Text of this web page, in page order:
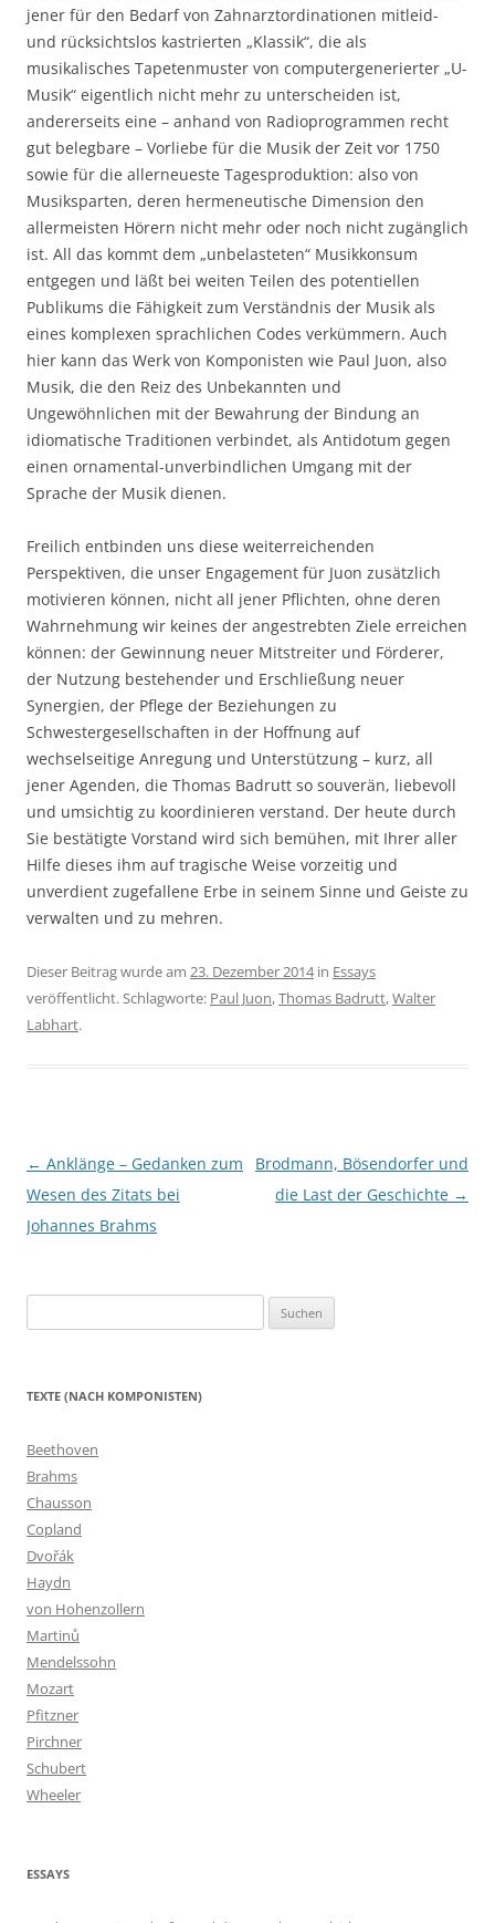
jener für den Bedarf von Zahnarztordinationen mitleid-
und rücksichtslos kastrierten „Klassik“, die als
musikalisches Tapetenmuster von computergenerierter „U-
Musik“ eigentlich nicht mehr zu unterscheiden ist,
andererseits eine – anhand von Radioprogrammen recht
gut belegbare – Vorliebe für die Musik der Zeit vor 1750
sowie für die allerneueste Tagesproduktion: also von
Musiksparten, deren hermeneutische Dimension den
allermeisten Hörern nicht mehr oder noch nicht zugänglich
ist. All das kommt dem „unbelasteten“ Musikkonsum
entgegen und läßt bei weiten Teilen des potentiellen
Publikums die Fähigkeit zum Verständnis der Musik als
eines komplexen sprachlichen Codes verkümmern. Auch
hier kann das Werk von Komponisten wie Paul Juon, also
Musik, die den Reiz des Unbekannten und
Ungewöhnlichen mit der Bewahrung der Bindung an
idiomatische Traditionen verbindet, als Antidotum gegen
einen ornamental-unverbindlichen Umgang mit der
Sprache der Musik dienen.
Freilich entbinden uns diese weiterreichenden
Perspektiven, die unser Engagement für Juon zusätzlich
motivieren können, nicht all jener Pflichten, ohne deren
Wahrnehmung wir keines der angestrebten Ziele erreichen
können: der Gewinnung neuer Mitstreiter und Förderer,
der Nutzung bestehender und Erschließung neuer
Synergien, der Pflege der Beziehungen zu
Schwestergesellschaften in der Hoffnung auf
wechselseitige Anregung und Unterstützung – kurz, all
jener Agenden, die Thomas Badrutt so souverän, liebevoll
und umsichtig zu koordinieren verstand. Der heute durch
Sie bestätigte Vorstand wird sich bemühen, mit Ihrer aller
Hilfe dieses ihm auf tragische Weise vorzeitig und
unverdient zugefallene Erbe in seinem Sinne und Geiste zu
verwalten und zu mehren.
Dieser Beitrag wurde am 23. Dezember 2014in Essays
veröffentlicht. Schlagworte: Paul Juon,Thomas Badrutt,Walter
Labhart.
Beitrags-
Navigation
← Anklänge – Gedanken zum
Wesen des Zitats bei
Johannes Brahms
Brodmann, Bösendorfer und
die Last der Geschichte →
nach:
TEXTE (NACH KOMPONISTEN)
Beethoven
Brahms
Chausson
Copland
Dvořák
Haydn
von Hohenzollern
Martinů
Mendelssohn
Mozart
Pfitzner
Pirchner
Schubert
Wheeler
ESSAYS